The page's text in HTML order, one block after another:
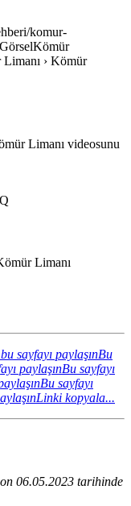
komur-
› Kömür
Limanı videosunu
Limanı
sayfayı paylaşınBu
paylaşınBu sayfayı
Bu sayfayı
Linki kopyala...
06.05.2023 tarihinde